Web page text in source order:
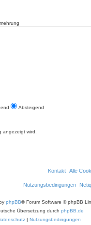
Absteigend
angezeigt wird.
Alle
Kontakt
Nutzungsbedingungen
phpBB® Forum Software © phpBB
Übersetzung durch phpBB.de
| Nutzungsbedingungen